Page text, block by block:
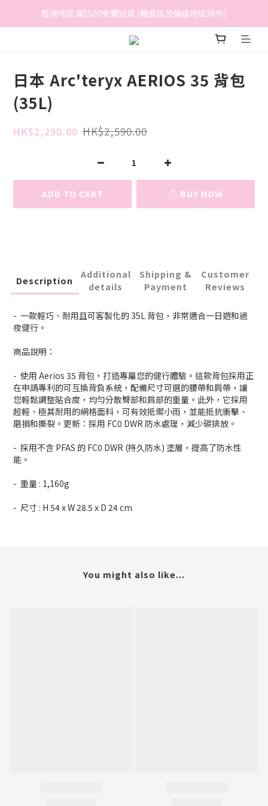
香港地區滿$500免費送貨 (離島區及偏遠地區除外)
香港地區滿$500免費送貨 (離島區及偏遠地區除外)
BreeziB 會員享有額外折扣及積分優惠
日本 Arc'teryx AERIOS 35 背包
(35L)
HK$2,290.00 HK$2,590.00
ADD TO CART BUY NOW
Description
Additional
details
Shipping &
Payment
Customer
Reviews
- 一款輕巧、耐用且可客製化的 35L 背包，非常適合一日遊和過
夜健行。
商品說明：
- 使用 Aerios 35 背包，打造專屬您的健行體驗。這款背包採用正
在申請專利的可互換背負系統，配備尺寸可選的腰帶和肩帶，讓
您輕鬆調整貼合度，均勻分散臀部和肩部的重量。此外，它採用
超輕、極其耐用的網格面料，可有效抵禦小雨，並能抵抗衝擊、
磨損和撕裂。更新：採用 FC0 DWR 防水處理，減少碳排放。
- 採用不含 PFAS 的 FC0 DWR (持久防水) 塗層，提高了防水性
能。
- 重量 : 1,160g
- 尺寸 : H 54 x W 28.5 x D 24 cm
You might also like...